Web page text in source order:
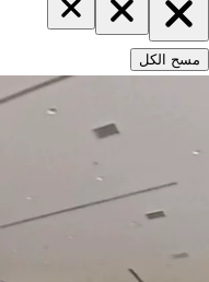
مسح الكل